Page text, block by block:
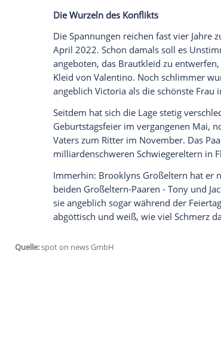
Wir benötigen Ihre Zustimmung, um
anzuzeigen. Sie können diesen mit
jetzt aktivieren
Ich bin damit einverstanden, dass mir
Daten an Drittplattformen übermittelt
Die Reaktion der Beckham-
diese jüngste Wendung der
Harbottle & Lewis vertreten -
arbeiten. Brooklyn hingegen
Aus dem Umfeld der Eltern
dass die Tür immer offen steht.
die einzige Möglichkeit
der Familie betonen: Von
erstgeborenen Sohn.
Die Spannungen reichen fast
April 2022. Schon damals